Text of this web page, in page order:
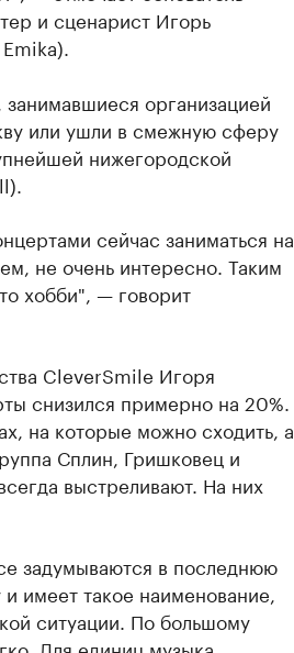
и сценарист Игорь
организацией
или ушли в смежную сферу
нижегородской
сейчас заниматься на
не очень интересно. Таким
хобби", — говорит
CleverSmile Игоря
снизился примерно на 20%.
на которые можно сходить, а
Сплин, Гришковец и
выстреливают. На них
задумываются в последнюю
имеет такое наименование,
ситуации. По большому